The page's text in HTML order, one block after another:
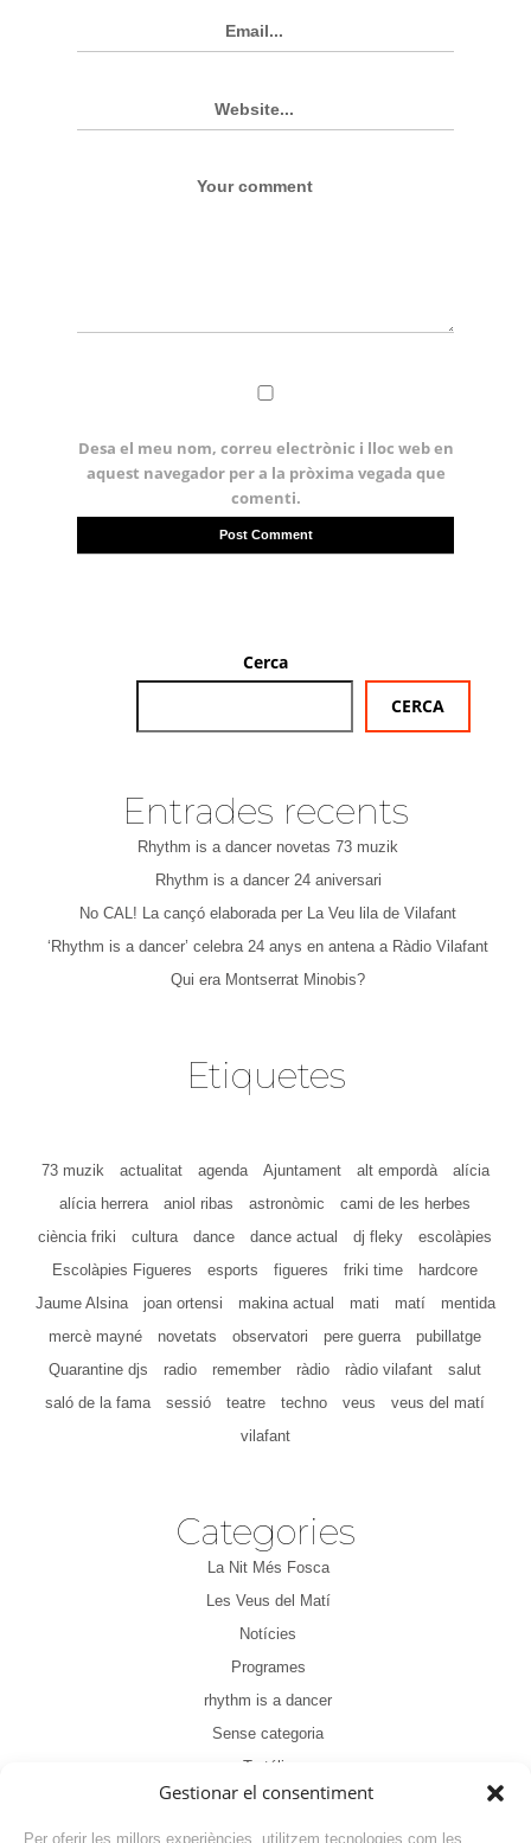
Gestionar el consentiment
Per oferir les millors experiències, utilitzem tecnologies com les
Desa el meu nom, correu electrònic i lloc web en
aquest navegador per a la pròxima vegada que
comenti.
Cerca
CERCA
Entrades recents
Rhythm is a dancer novetas 73 muzik
Rhythm is a dancer 24 aniversari
No CAL! La cançó elaborada per La Veu lila de Vilafant
‘Rhythm is a dancer’ celebra 24 anys en antena a Ràdio Vilafant
Qui era Montserrat Minobis?
Etiquetes
73 muzik actualitat agenda Ajuntament alt empordà
alícia
alícia herrera
aniol ribas astronòmic
cami de les herbes
ciència friki
cultura dance dance actual dj fleky
escolàpies
Escolàpies Figueres
esports figueres friki time
hardcore
Jaume Alsina
joan ortensi makina actual mati matí
mentida
mercè mayné
novetats observatori pere guerra
pubillatge
Quarantine djs
radio remember ràdio ràdio vilafant
salut
saló de la fama
sessió teatre techno veus
veus del matí
vilafant
Categories
La Nit Més Fosca
Les Veus del Matí
Notícies
Programes
rhythm is a dancer
Sense categoria
Tertúlia